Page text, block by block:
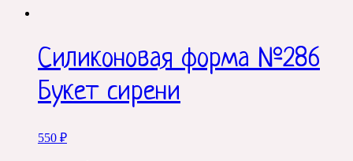
Силиконовая форма №286
Букет сирени
550 ₽